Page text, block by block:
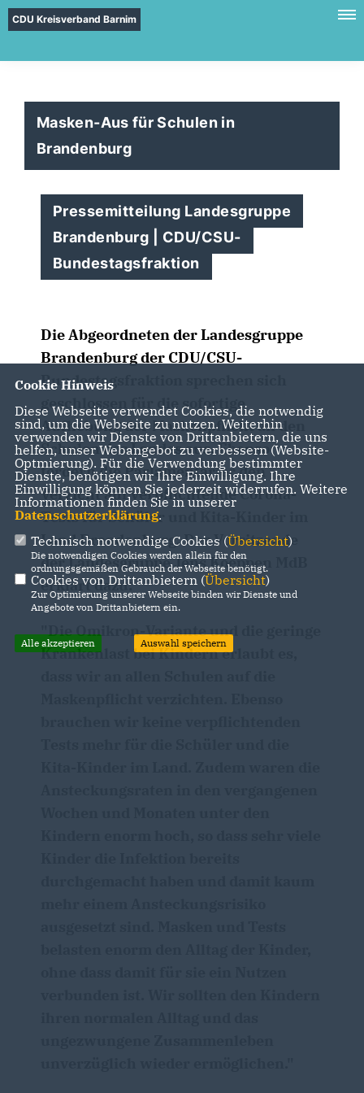
CDU Kreisverband Barnim
Masken-Aus für Schulen in
Brandenburg
Pressemitteilung Landesgruppe
Brandenburg | CDU/CSU-
Bundestagsfraktion
Die Abgeordneten der Landesgruppe
Brandenburg der CDU/CSU-
Bundestagsfraktion sprechen sich
geschlossen für die sofortige
Aufhebung der Maskenpflicht an den
Schulen des Landes aus. Ebenso
fordern die Parlamentarier den
Verzicht auf verpflichtende Corona-
Tests für Schüler und Kita-Kinder im
Land Brandenburg. Der Vorsitzende
der Landesgruppe Jens Koeppen MdB
erklärt dazu:
"Die Omikron-Variante und die geringe
Krankenlast bei Kindern erlaubt es,
Cookie Hinweis
Diese Webseite verwendet Cookies, die notwendig
sind, um die Webseite zu nutzen. Weiterhin
verwenden wir Dienste von Drittanbietern, die uns
helfen, unser Webangebot zu verbessern (Website-
Optmierung). Für die Verwendung bestimmter
Dienste, benötigen wir Ihre Einwilligung. Ihre
Einwilligung können Sie jederzeit widerrufen. Weitere
Informationen finden Sie in unserer
Datenschutzerklärung.
Technisch notwendige Cookies (Übersicht)
Die notwendigen Cookies werden allein für den
ordnungsgemäßen Gebrauch der Webseite benötigt.
Cookies von Drittanbietern (Übersicht)
Zur Optimierung unserer Webseite binden wir Dienste und
Angebote von Drittanbietern ein.
Alle akzeptieren Auswahl speichern